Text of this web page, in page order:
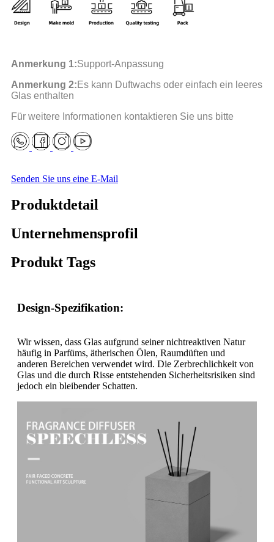
Anmerkung 1:Support-Anpassung
Anmerkung 2: Es kann Duftwachs oder einfach ein leeres
Glas enthalten
Für weitere Informationen kontaktieren Sie uns bitte
Senden Sie uns eine E-Mail
Produktdetail
Unternehmensprofil
Produkt Tags
Design-Spezifikation:
Wir wissen, dass Glas aufgrund seiner nichtreaktiven Natur
häufig in Parfüms, ätherischen Ölen, Raumdüften und
anderen Bereichen verwendet wird. Die Zerbrechlichkeit von
Glas und die durch Risse entstehenden Sicherheitsrisiken sind
jedoch ein bleibender Schatten.